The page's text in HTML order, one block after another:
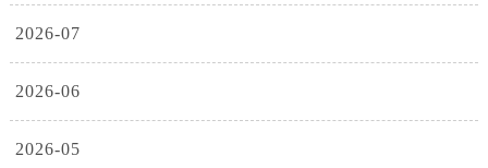
2026-07
2026-06
2026-05